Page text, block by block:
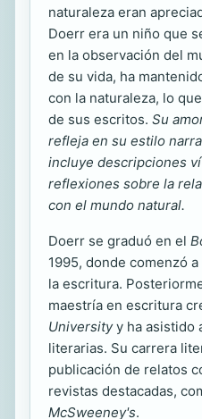
naturaleza eran
Doerr era un niño que
en la observación del
de su vida, ha
con la naturaleza, lo
de sus escritos. Su
refleja en su estilo
incluye descripciones
reflexiones sobre la
con el mundo natural.
Doerr se graduó en el
1995, donde comenzó
la escritura.
maestría en escritura
Universityy ha asistido
literarias. Su carrera
publicación de relatos
revistas destacadas,
McSweeney's.